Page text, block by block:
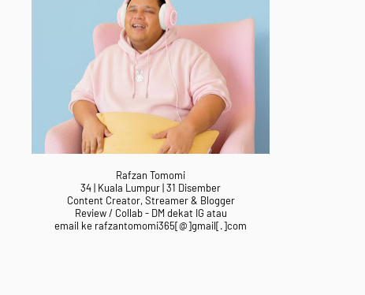
Rafzan Tomomi
34 | Kuala Lumpur | 31 Disember
Content Creator, Streamer & Blogger
Review / Collab - DM dekat IG atau
email ke rafzantomomi365[@]gmail[.]com